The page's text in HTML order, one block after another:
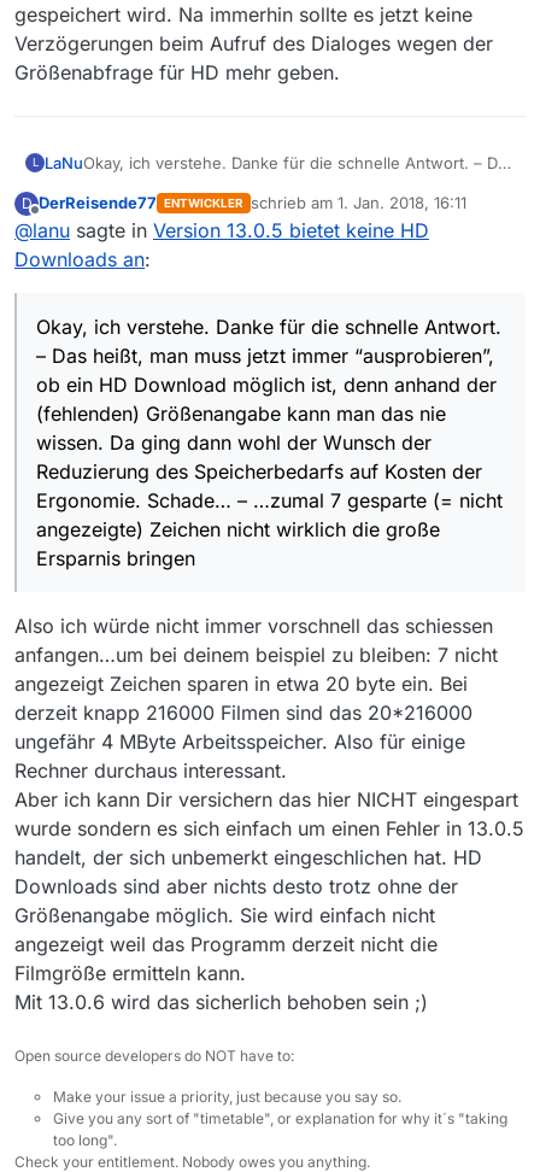
gespeichert wird. Na immerhin sollte es jetzt keine
Verzögerungen beim Aufruf des Dialoges wegen der
Größenabfrage für HD mehr geben.
L LaNuOkay, ich verstehe. Danke für die schnelle Antwort. – Das
Download möglich ist, denn anhand der (fehlenden)
Größenangabe kann man das nie wissen. Da ging dann
wohl der Wunsch der Reduzierung des Speicherbedarfs
große Ersparnis bringen
D
Offline
DerReisende77 ENTWICKLER schrieb am 1. Jan. 2018, 16:11
zuletzt editiert von
@lanu sagte in Version 13.0.5 bietet keine HD
Downloads an:
Okay, ich verstehe. Danke für die schnelle Antwort.
– Das heißt, man muss jetzt immer “ausprobieren”,
ob ein HD Download möglich ist, denn anhand der
(fehlenden) Größenangabe kann man das nie
wissen. Da ging dann wohl der Wunsch der
Reduzierung des Speicherbedarfs auf Kosten der
Ergonomie. Schade… – …zumal 7 gesparte (= nicht
angezeigte) Zeichen nicht wirklich die große
Ersparnis bringen
Also ich würde nicht immer vorschnell das schiessen
anfangen…um bei deinem beispiel zu bleiben: 7 nicht
angezeigt Zeichen sparen in etwa 20 byte ein. Bei
derzeit knapp 216000 Filmen sind das 20*216000
ungefähr 4 MByte Arbeitsspeicher. Also für einige
Rechner durchaus interessant.
Aber ich kann Dir versichern das hier NICHT eingespart
wurde sondern es sich einfach um einen Fehler in 13.0.5
handelt, der sich unbemerkt eingeschlichen hat. HD
Downloads sind aber nichts desto trotz ohne der
Größenangabe möglich. Sie wird einfach nicht
angezeigt weil das Programm derzeit nicht die
Filmgröße ermitteln kann.
Mit 13.0.6 wird das sicherlich behoben sein ;)
Open source developers do NOT have to:
Make your issue a priority, just because you say so.
Give you any sort of "timetable", or explanation for why it´s "taking
too long".
Check your entitlement. Nobody owes you anything.